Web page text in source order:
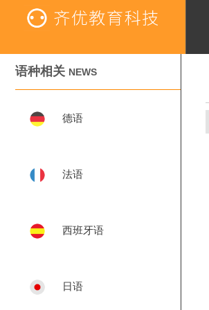
语种相关 NEWS
德语
法语
西班牙语
日语